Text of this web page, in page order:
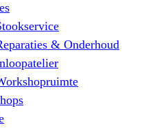
& Onderhoud